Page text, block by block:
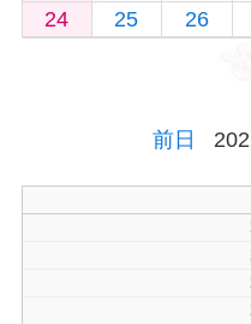
24
25 26
前日